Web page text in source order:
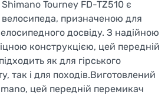
Tourney FD-TZ510 є
призначеною для
досвіду. З надійною
конструкцією, цей передній
як для гірського
так і для походів.Виготовлений
цей передній перемикач
Welcome!
to the Dutch version of the
on the Ukrainian version?